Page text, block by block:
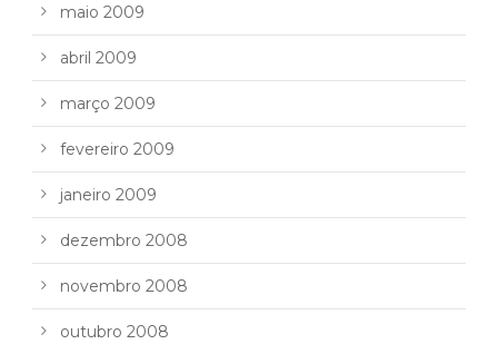
maio 2009
abril 2009
março 2009
fevereiro 2009
janeiro 2009
dezembro 2008
novembro 2008
outubro 2008